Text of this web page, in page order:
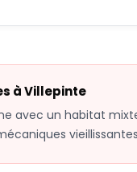
àVillepinte
avec un habitat